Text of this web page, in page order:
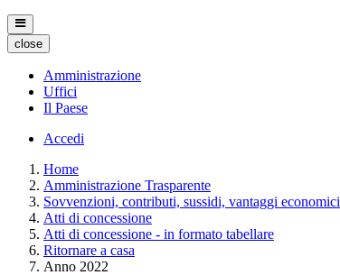
close
Amministrazione
Uffici
Il Paese
Accedi
Home
Amministrazione Trasparente
Sovvenzioni, contributi, sussidi, vantaggi economici
Atti di concessione
Atti di concessione - in formato tabellare
Ritornare a casa
Anno 2022